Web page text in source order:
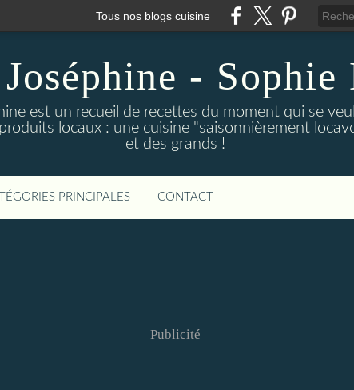
Tous nos blogs cuisine
- Sophie
est un recueil de recettes du moment qui se
locaux : une cuisine "saisonnièrement
et des grands !
PRINCIPALES CONTACT
Publicité